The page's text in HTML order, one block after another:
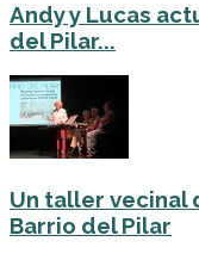
Andy y Lucas
del Pilar...
Un taller vecinal
Barrio del Pilar